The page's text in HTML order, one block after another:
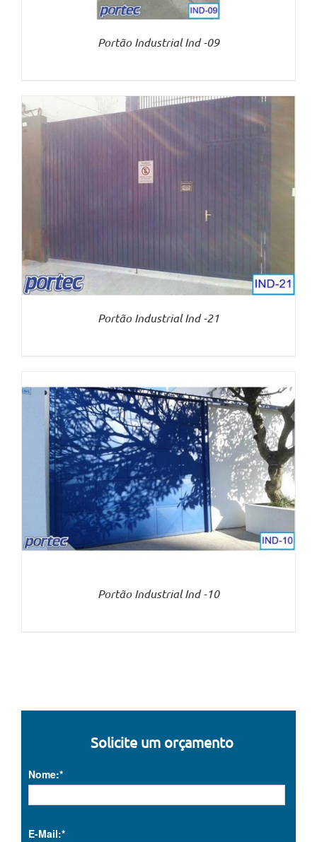
Portão Industrial Ind -09
Portão Industrial Ind -21
Portão Industrial Ind -10
Solicite um orçamento
Nome:*
E-Mail:*